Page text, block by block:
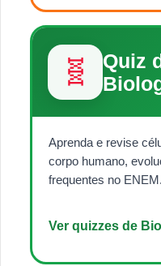
🧬
Quiz
Aprenda e revise
corpo humano,
frequentes no ENEM.
Ver quizzes de